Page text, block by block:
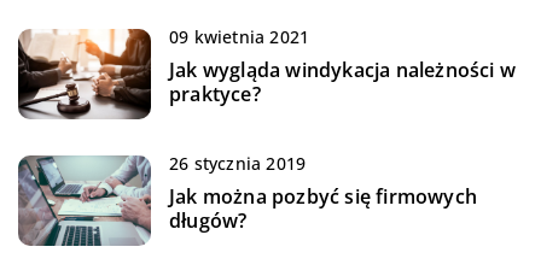
09 kwietnia 2021
Jak wygląda windykacja należności w
praktyce?
26 stycznia 2019
Jak można pozbyć się firmowych
długów?